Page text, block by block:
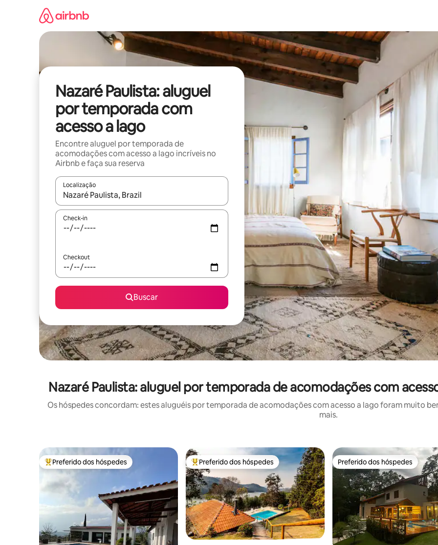
Nazaré Paulista: aluguel
por temporada com
acesso a lago
Encontre aluguel por temporada de
acomodações com acesso a lago incríveis no
Airbnb e faça sua reserva
Localização
Quando os resultados estiverem disponíveis, explore-os usando as seta para cima e para baixo do teclado ou tocando
Check-in
Checkout
Buscar
Nazaré Paulista: aluguel por temporada de acomodações com
Os hóspedes concordam: estes aluguéis por temporada de acomodações com acesso a lago foram muito
mais.
Entre os melhores preferidos dos hóspedes
Preferido dos hóspedes Entre os melhores preferidos dos hóspedes
Preferido dos hóspedes Preferido dos hóspedes
Preferido dos hóspedes